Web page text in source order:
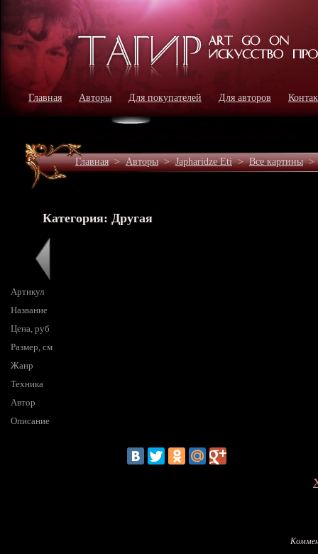
Главная Авторы Для покупателей Для авторов
Главная>Авторы>Japharidze Eti>Все картины
Категория: Другая
Артикул
Название
Цена, руб
Размер, см
Жанр
Техника
Автор
Описание